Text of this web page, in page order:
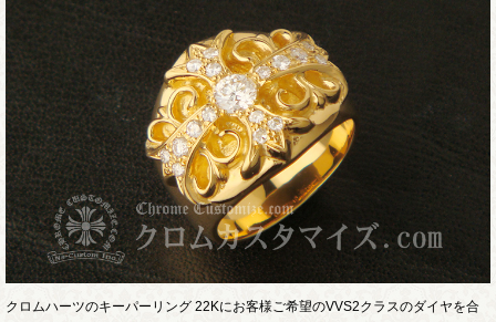
クロムハーツのキーパーリング 22Kにお客様ご希望のVVS2クラスのダイヤを合